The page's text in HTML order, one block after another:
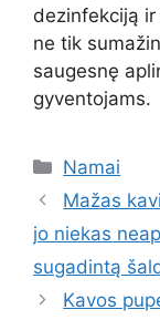
dezinfekciją
ne tik
saugesnę
gyventojams.
Kategorijos
Namai
Mažas
jo niekas
sugadintą
Kavos